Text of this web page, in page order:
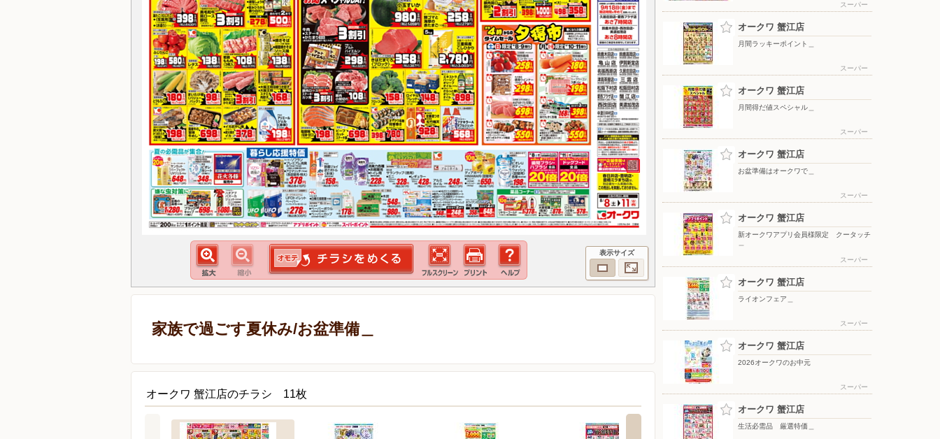
表示サイズ
家族で過ごす夏休み/お盆準備＿
オークワ 蟹江店のチラシ 11枚
スーパー
オークワ 蟹江店
月間ラッキーポイント＿
スーパー
オークワ 蟹江店
月間得だ値スペシャル＿
スーパー
オークワ 蟹江店
お盆準備はオークワで＿
スーパー
オークワ 蟹江店
新オークワアプリ会員様限定 クータッチ
スーパー
オークワ 蟹江店
ライオンフェア＿
スーパー
オークワ 蟹江店
2026オークワのお中元
スーパー
オークワ 蟹江店
生活必需品 厳選特価＿